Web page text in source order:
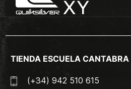
TIENDA ESCUELA CANTABRA
(+34) 942 510 615